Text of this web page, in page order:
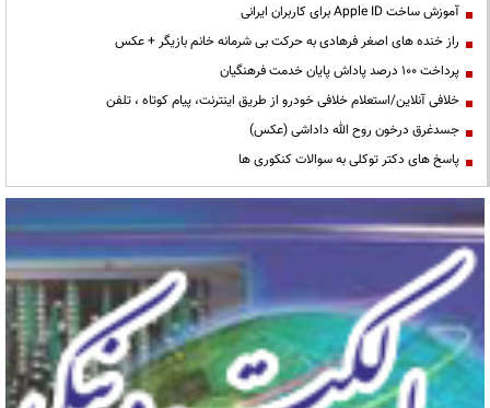
آموزش ساخت Apple ID برای کاربران ایرانی
راز خنده های اصغر فرهادی به حرکت بی شرمانه خانم بازیگر + عکس
پرداخت ۱۰۰ درصد پاداش پایان خدمت فرهنگیان
خلافی آنلاین/استعلام خلافی خودرو از طریق اینترنت، پیام کوتاه ، تلفن
جسدغرق درخون روح الله داداشی (عکس)
پاسخ های دکتر توکلی به سوالات کنکوری ها